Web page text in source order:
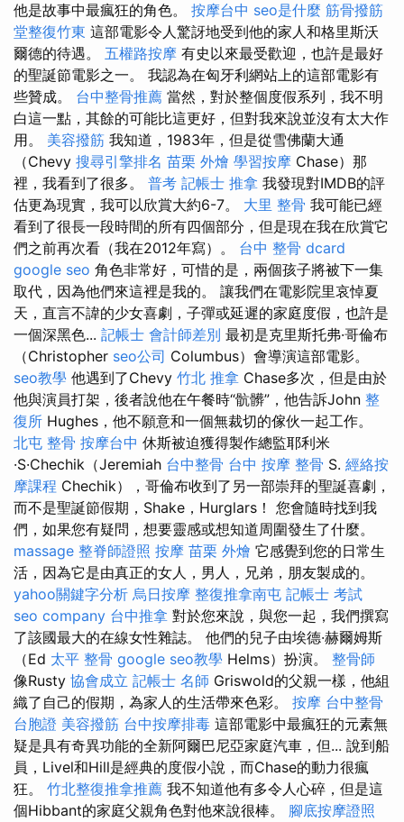
他是故事中最瘋狂的角色。 按摩台中 seo是什麼 筋骨撥筋
堂整復竹東 這部電影令人驚訝地受到他的家人和格里斯沃
爾德的待遇。 五權路按摩 有史以來最受歡迎，也許是最好
的聖誕節電影之一。 我認為在匈牙利網站上的這部電影有
些贊成。 台中整骨推薦 當然，對於整個度假系列，我不明
白這一點，其餘的可能比這更好，但對我來說並沒有太大作
用。 美容撥筋 我知道，1983年，但是從雪佛蘭大通
（Chevy 搜尋引擎排名 苗栗 外燴 學習按摩 Chase）那
裡，我看到了很多。 普考 記帳士 推拿 我發現對IMDB的評
估更為現實，我可以欣賞大約6-7。 大里 整骨 我可能已經
看到了很長一段時間的所有四個部分，但是現在我在欣賞它
們之前再次看（我在2012年寫）。 台中 整骨 dcard
google seo 角色非常好，可惜的是，兩個孩子將被下一集
取代，因為他們來這裡是我的。 讓我們在電影院里哀悼夏
天，直言不諱的少女喜劇，子彈或延遲的家庭度假，也許是
一個深黑色... 記帳士 會計師差別 最初是克里斯托弗·哥倫布
（Christopher seo公司 Columbus）會導演這部電影。
seo教學 他遇到了Chevy 竹北 推拿 Chase多次，但是由於
他與演員打架，後者說他在午餐時“骯髒”，他告訴John 整
復所 Hughes，他不願意和一個無裁切的傢伙一起工作。
北屯 整骨 按摩台中 休斯被迫獲得製作總監耶利米
·S·Chechik（Jeremiah 台中整骨 台中 按摩 整骨 S. 經絡按
摩課程 Chechik），哥倫布收到了另一部崇拜的聖誕喜劇，
而不是聖誕節假期，Shake，Hurglars！ 您會隨時找到我
們，如果您有疑問，想要靈感或想知道周圍發生了什麼。
massage 整脊師證照 按摩 苗栗 外燴 它感覺到您的日常生
活，因為它是由真正的女人，男人，兄弟，朋友製成的。
yahoo關鍵字分析 烏日按摩 整復推拿南屯 記帳士 考試
seo company 台中推拿 對於您來說，與您一起，我們撰寫
了該國最大的在線女性雜誌。 他們的兒子由埃德·赫爾姆斯
（Ed 太平 整骨 google seo教學 Helms）扮演。 整骨師
像Rusty 協會成立 記帳士 名師 Griswold的父親一樣，他組
織了自己的假期，為家人的生活帶來色彩。 按摩 台中整骨
台胞證 美容撥筋 台中按摩排毒 這部電影中最瘋狂的元素無
疑是具有奇異功能的全新阿爾巴尼亞家庭汽車，但... 說到船
員，Livel和Hill是經典的度假小說，而Chase的動力很瘋
狂。 竹北整復推拿推薦 我不知道他有多令人心碎，但是這
個Hibbant的家庭父親角色對他來說很棒。 腳底按摩證照